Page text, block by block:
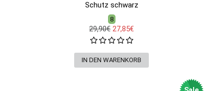
Schutz schwarz
8
29,90€ 27,85€